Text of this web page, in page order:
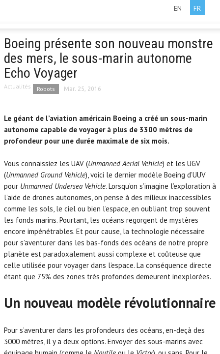
EN FR
Boeing présente son nouveau monstre
des mers, le sous-marin autonome
Echo Voyager
Actualités Robots Mar. 25, 2016
Le géant de l’aviation américain Boeing a créé un sous-marin
autonome capable de voyager à plus de 3300 mètres de
profondeur pour une durée maximale de six mois.
Vous connaissiez les UAV (Unmanned Aerial Vehicle) et les UGV
(Unmanned Ground Vehicle), voici le dernier modèle Boeing d’UUV
pour Unmanned Undersea Vehicle. Lorsqu’on s’imagine l’exploration à
l’aide de drones autonomes, on pense à des milieux inaccessibles
comme les sols, le ciel ou bien l’espace, en oubliant trop souvent
les fonds marins. Pourtant, les océans regorgent de mystères
encore impénétrables. Et pour cause, la technologie nécessaire
pour s’aventurer dans les bas-fonds des océans de notre propre
planète est paradoxalement aussi complexe et coûteuse que
celle utilisée pour voyager dans l’espace. La conséquence directe
étant que 75% des zones très profondes demeurent inexplorées.
Un nouveau modèle révolutionnaire
Pour s’aventurer dans les profondeurs des océans, en-deçà des
3000 mètres, il y a deux options. Envoyer des sous-marins avec